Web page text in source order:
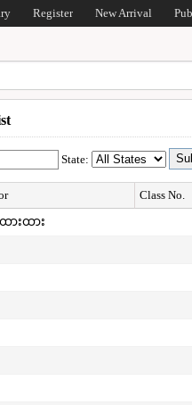
Register New Arrival
State:
Class No.
ားထား